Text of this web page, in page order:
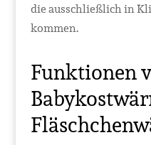
die ausschließlich in
kommen.
Funktionen